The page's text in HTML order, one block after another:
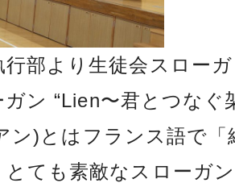
部より生徒会スロー
ン “Lien〜君とつなぐ
ン)とはフランス語で「
とても素敵なスローガ